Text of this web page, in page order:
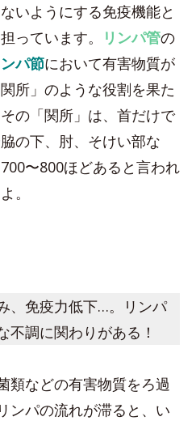
いようにする免疫機能と
っています。
リンパ管の
パ節において有害物質が
所」のような役割を果た
の「関所」は、首だけで
の下、肘、そけい部な
〜800ほどあると言われ
。
、免疫力低下…。リンパ
不調に関わりがある！
類などの有害物質をろ過
ンパの流れが滞ると、い